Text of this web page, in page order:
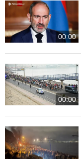
00:00
00:00